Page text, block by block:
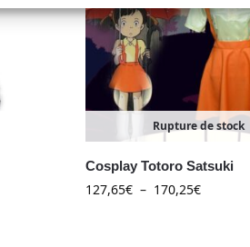
Rupture de stock
Cosplay Totoro Satsuki
127,65€ – 170,25€